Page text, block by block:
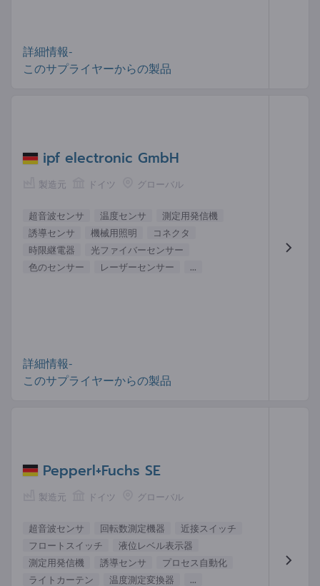
詳細情報-
このサプライヤーからの製品
ipf electronic GmbH
製造元 ドイツ グローバル
超音波センサ 温度センサ
測定用発信機
誘導センサ
機械用照明
コネクタ
時限継電器
光ファイバーセンサー
色のセンサー
レーザーセンサー ...
詳細情報-
このサプライヤーからの製品
Pepperl+Fuchs SE
製造元 ドイツ グローバル
超音波センサ 回転数測定機器
近接スイッチ
フロートスイッチ
液位レベル表示器
測定用発信機
誘導センサ
プロセス自動化
ライトカーテン
温度測定変換器 ...